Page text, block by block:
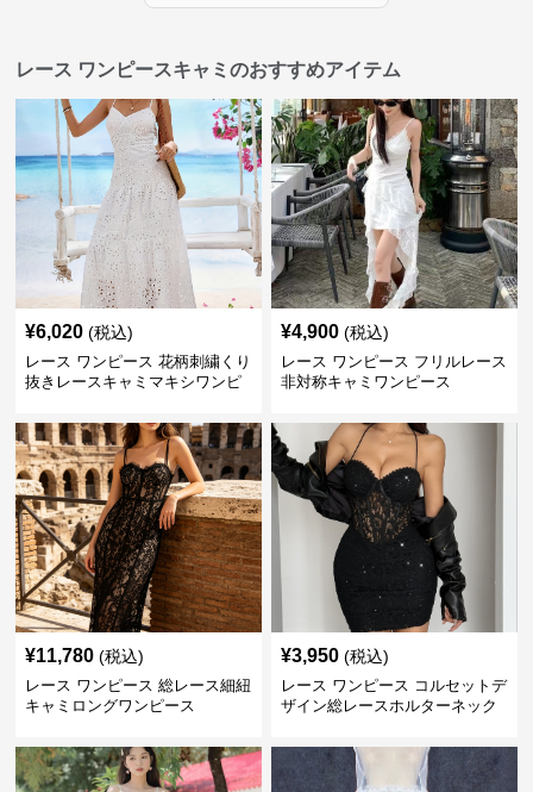
レース ワンピースキャミのおすすめアイテム
¥6,020 (税込)
レース ワンピース 花柄刺繍くり
抜きレースキャミマキシワンピ
¥4,900 (税込)
レース ワンピース フリルレース
非対称キャミワンピース
¥11,780 (税込)
レース ワンピース 総レース細紐
キャミロングワンピース
¥3,950 (税込)
レース ワンピース コルセットデ
ザイン総レースホルターネック